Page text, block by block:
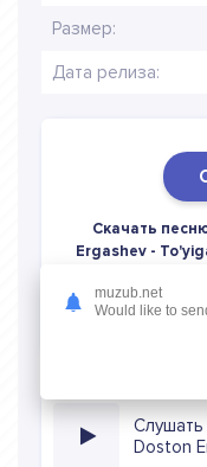
Размер:
Дата релиза:
Скачать
Ergashev -
Слушать
Doston
muzub.net
Would like to